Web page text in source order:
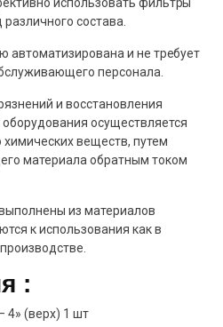
состава.
автоматизирована и не требует
персонала.
и восстановления
осуществляется
веществ, путем
материала обратным током
из материалов
к использования как в
:
4» (верх) 1 шт